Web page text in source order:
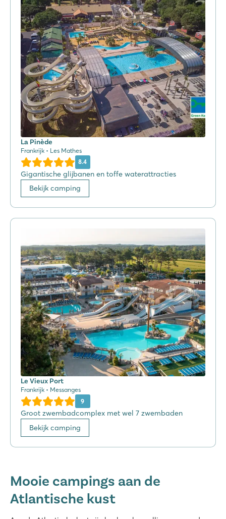
La Pinède
Frankrijk • Les Mathes
8.4
Gigantische glijbanen en toffe waterattracties
Bekijk camping
Le Vieux Port
Frankrijk • Messanges
9
Groot zwembadcomplex met wel 7 zwembaden
Bekijk camping
Mooie campings aan de
Atlantische kust